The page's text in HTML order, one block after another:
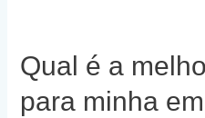
Empresa?
Qual é a
para minha